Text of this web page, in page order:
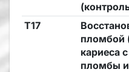
Т17
пломбой
кариеса
пломбы